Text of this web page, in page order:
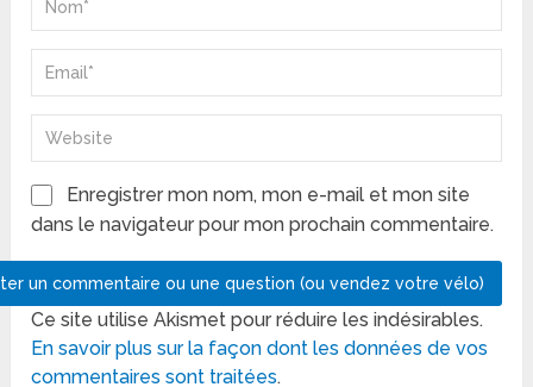
Enregistrer mon nom, mon e-mail et mon site
dans le navigateur pour mon prochain commentaire.
Ce site utilise Akismet pour réduire les indésirables.
En savoir plus sur la façon dont les données de vos
commentaires sont traitées.